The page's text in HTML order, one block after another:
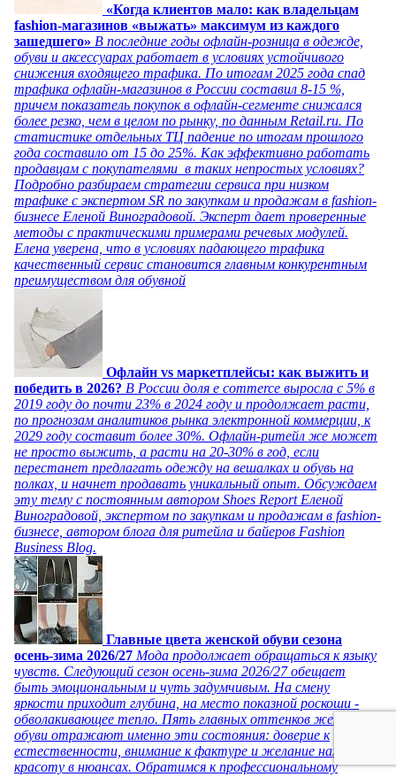
«Когда клиентов мало: как владельцам
fashion-магазинов «выжать» максимум из каждого
зашедшего» В последние годы офлайн-розница в одежде,
обуви и аксессуарах работает в условиях устойчивого
снижения входящего трафика. По итогам 2025 года спад
трафика офлайн-магазинов в России составил 8-15 %,
причем показатель покупок в офлайн-сегменте снижался
более резко, чем в целом по рынку, по данным Retail.ru. По
статистике отдельных ТЦ падение по итогам прошлого
года составило от 15 до 25%. Как эффективно работать
продавцам с покупателями в таких непростых условиях?
Подробно разбираем стратегии сервиса при низком
трафике с экспертом SR по закупкам и продажам в fashion-
бизнесе Еленой Виноградовой. Эксперт дает проверенные
методы с практическими примерами речевых модулей.
Елена уверена, что в условиях падающего трафика
качественный сервис становится главным конкурентным
преимуществом для обувной
Офлайн vs маркетплейсы: как выжить и
победить в 2026? В России доля e commerce выросла с 5% в
2019 году до почти 23% в 2024 году и продолжает расти,
по прогнозам аналитиков рынка электронной коммерции, к
2029 году составит более 30%. Офлайн-ритейл же может
не просто выжить, а расти на 20-30% в год, если
перестанет предлагать одежду на вешалках и обувь на
полках, и начнет продавать уникальный опыт. Обсуждаем
эту тему с постоянным автором Shoes Report Еленой
Виноградовой, экспертом по закупкам и продажам в fashion-
бизнесе, автором блога для ритейла и байеров Fashion
Business Blog.
Главные цвета женской обуви сезона
осень-зима 2026/27 Мода продолжает обращаться к языку
чувств. Следующий сезон осень-зима 2026/27 обещает
быть эмоциональным и чуть задумчивым. На смену
яркости приходит глубина, на место показной роскоши -
обволакивающее тепло. Пять главных оттенков женской
обуви отражают именно эти состояния: доверие к
естественности, внимание к фактуре и желание находить
красоту в нюансах. Обратимся к профессиональному